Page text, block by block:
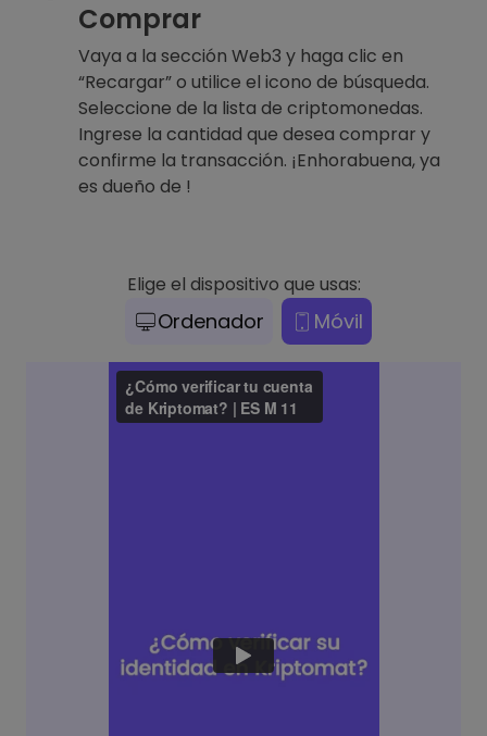
Comprar
Vaya a la sección Web3 y haga clic en
“Recargar” o utilice el icono de búsqueda.
Seleccione de la lista de criptomonedas.
Ingrese la cantidad que desea comprar y
confirme la transacción. ¡Enhorabuena, ya
es dueño de !
Elige el dispositivo que usas:
Ordenador Móvil